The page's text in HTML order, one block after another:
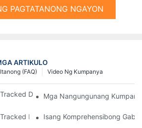
PAGTATANONG NGAYON
ARTIKULO
Video Ng Kumpanya
(FAQ)
Dump Truck sa Merkado Ngayon
Mga Nangungunang
Dumper at ang mga Benepisyo
Isang Komprehensibong